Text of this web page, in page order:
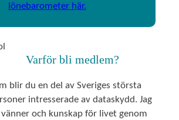
lönebarometer här.
Varför bli medlem?
blir du en del av Sveriges största
intresserade av dataskydd. Jag
och kunskap för livet genom